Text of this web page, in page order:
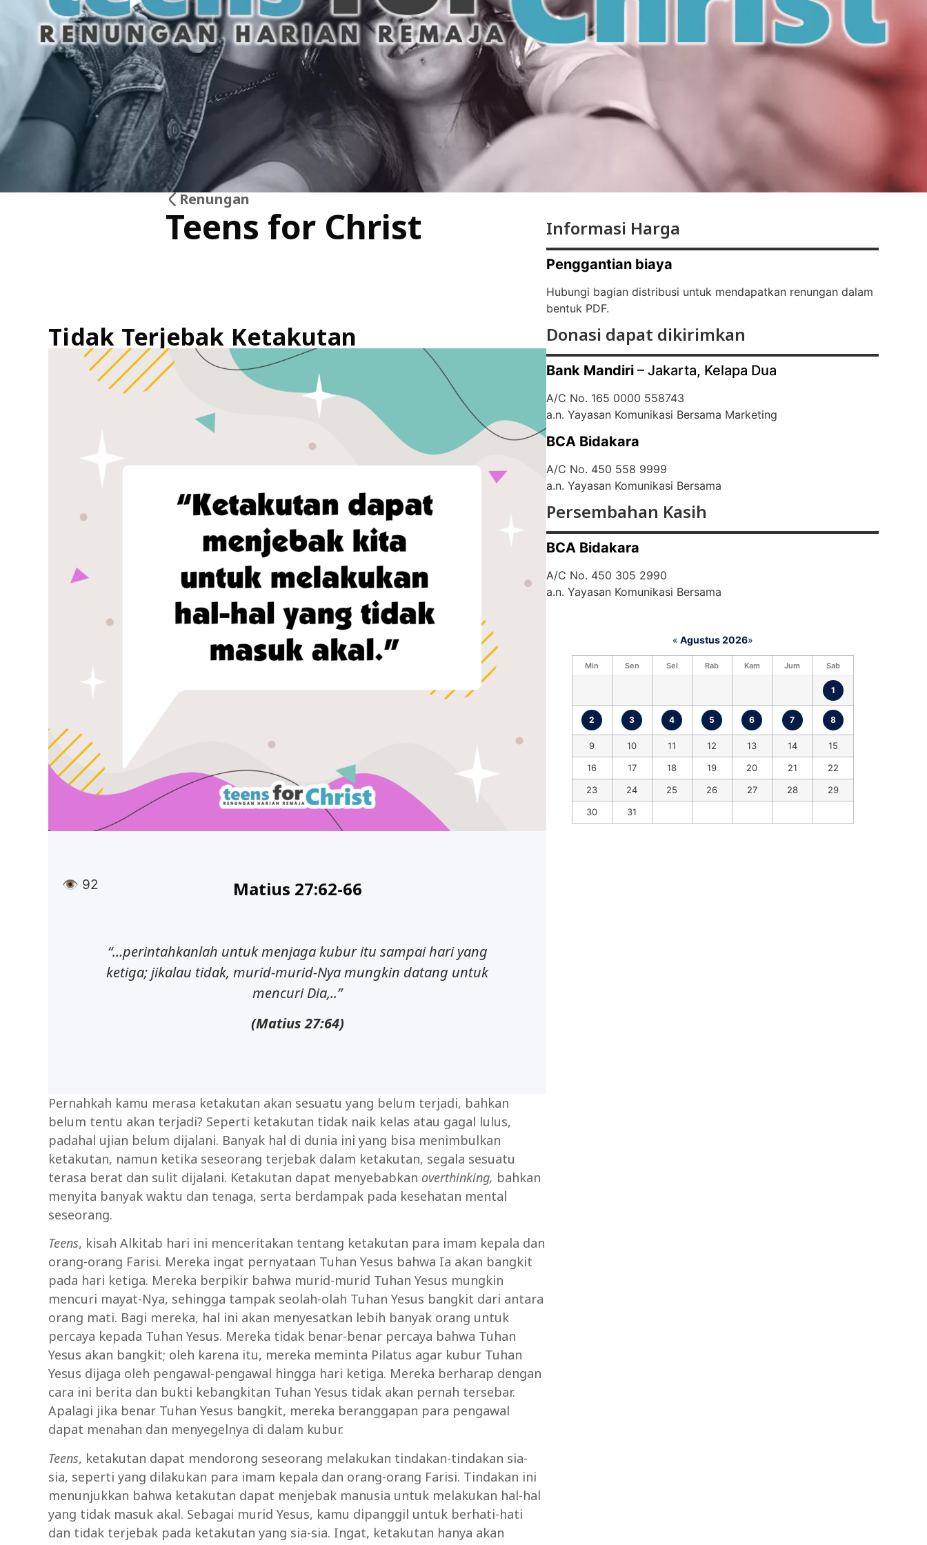
Renungan
Teens for Christ
Tidak Terjebak Ketakutan
👁 92 Matius 27:62-66
“…perintahkanlah untuk menjaga kubur itu sampai hari yang
ketiga; jikalau tidak, murid-murid-Nya mungkin datang untuk
mencuri Dia,..”
(Matius 27:64)
Pernahkah kamu merasa ketakutan akan sesuatu yang belum terjadi, bahkan
belum tentu akan terjadi? Seperti ketakutan tidak naik kelas atau gagal lulus,
padahal ujian belum dijalani. Banyak hal di dunia ini yang bisa menimbulkan
ketakutan, namun ketika seseorang terjebak dalam ketakutan, segala sesuatu
terasa berat dan sulit dijalani. Ketakutan dapat menyebabkan overthinking, bahkan
menyita banyak waktu dan tenaga, serta berdampak pada kesehatan mental
seseorang.
Teens, kisah Alkitab hari ini menceritakan tentang ketakutan para imam kepala dan
orang-orang Farisi. Mereka ingat pernyataan Tuhan Yesus bahwa Ia akan bangkit
pada hari ketiga. Mereka berpikir bahwa murid-murid Tuhan Yesus mungkin
mencuri mayat-Nya, sehingga tampak seolah-olah Tuhan Yesus bangkit dari antara
orang mati. Bagi mereka, hal ini akan menyesatkan lebih banyak orang untuk
percaya kepada Tuhan Yesus. Mereka tidak benar-benar percaya bahwa Tuhan
Yesus akan bangkit; oleh karena itu, mereka meminta Pilatus agar kubur Tuhan
Yesus dijaga oleh pengawal-pengawal hingga hari ketiga. Mereka berharap dengan
cara ini berita dan bukti kebangkitan Tuhan Yesus tidak akan pernah tersebar.
Apalagi jika benar Tuhan Yesus bangkit, mereka beranggapan para pengawal
dapat menahan dan menyegelnya di dalam kubur.
Teens, ketakutan dapat mendorong seseorang melakukan tindakan-tindakan sia-
sia, seperti yang dilakukan para imam kepala dan orang-orang Farisi. Tindakan ini
menunjukkan bahwa ketakutan dapat menjebak manusia untuk melakukan hal-hal
yang tidak masuk akal. Sebagai murid Yesus, kamu dipanggil untuk berhati-hati
dan tidak terjebak pada ketakutan yang sia-sia. Ingat, ketakutan hanya akan
Informasi Harga
Penggantian biaya
Hubungi bagian distribusi untuk mendapatkan renungan dalam
bentuk PDF.
Donasi dapat dikirimkan
Bank Mandiri – Jakarta, Kelapa Dua
A/C No. 165 0000 558743
a.n. Yayasan Komunikasi Bersama Marketing
BCA Bidakara
A/C No. 450 558 9999
a.n. Yayasan Komunikasi Bersama
Persembahan Kasih
BCA Bidakara
A/C No. 450 305 2990
a.n. Yayasan Komunikasi Bersama
« Agustus 2026»
Min Sen Sel Rab Kam Jum Sab
1
2 3 4 5 6 7 8
9 10 11 12 13 14
15
16
17 18 19 20 21
22
23
24 25 26 27 28
29
30
31